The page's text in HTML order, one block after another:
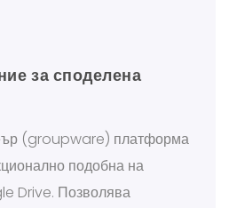
за споделена
(groupware) платформа
подобна на
Drive. Позволява